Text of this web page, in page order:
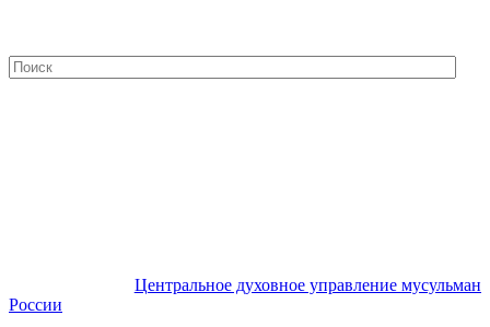
Центральное духовное управление мусульман
России